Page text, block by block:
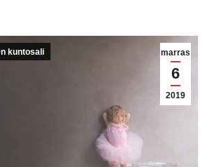
marras
6
2019
kuntosali